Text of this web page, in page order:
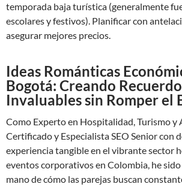
temporada baja turística (generalmente
escolares y festivos). Planificar con
asegurar mejores precios.
Ideas Románticas
Bogotá: Creando
Invaluables sin Romper el
Como Experto en Hospitalidad, Turismo y
Certificado y Especialista SEO Senior con
experiencia tangible en el vibrante sector
eventos corporativos en Colombia, he
mano de cómo las parejas buscan